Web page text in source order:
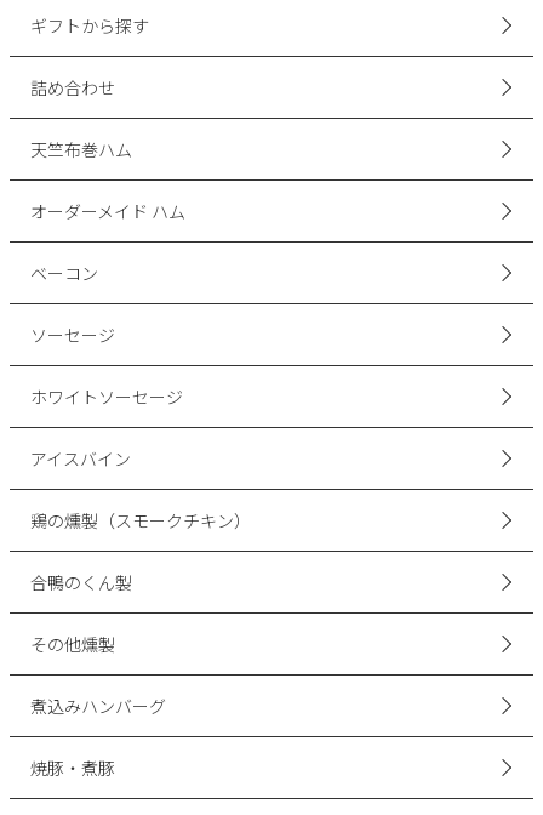
ギフトから探す
詰め合わせ
天竺布巻ハム
オーダーメイド ハム
ベーコン
ソーセージ
ホワイトソーセージ
アイスバイン
鶏の燻製（スモークチキン）
合鴨のくん製
その他燻製
煮込みハンバーグ
焼豚・煮豚